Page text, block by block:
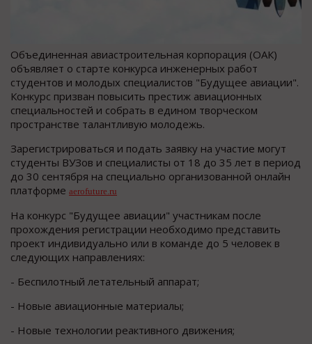
Объединенная авиастроительная корпорация (ОАК)
объявляет о старте конкурса инженерных работ
студентов и молодых специалистов "Будущее авиации".
Конкурс призван повысить престиж авиационных
специальностей и собрать в едином творческом
пространстве талантливую молодежь.
Зарегистрироваться и подать заявку на участие могут
студенты ВУЗов и специалисты от 18 до 35 лет в период
до 30 сентября на специально организованной онлайн
платформе aerofuture.ru
На конкурс "Будущее авиации" участникам после
прохождения регистрации необходимо представить
проект индивидуально или в команде до 5 человек в
следующих направлениях:
- Беспилотный летательный аппарат;
- Новые авиационные материалы;
- Новые технологии реактивного движения;